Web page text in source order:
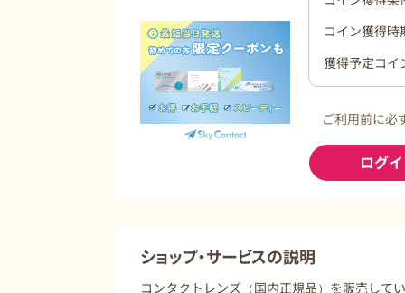
コイン獲得時
獲得予定コイ
ご利用前に必
ログ
ショップ・サービスの説明
コンタクトレンズ（国内正規品）を販売して